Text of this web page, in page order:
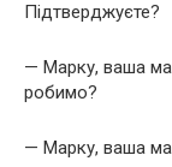
Підтверджуєте?
— Марку, ваша
робимо?
— Марку, ваша